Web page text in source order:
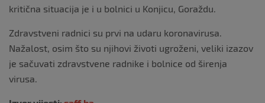
kritična situacija je i u bolnici u Konjicu, Goraždu.
Zdravstveni radnici su prvi na udaru koronavirusa.
Nažalost, osim što su njihovi životi ugroženi, veliki izazov
je sačuvati zdravstvene radnike i bolnice od širenja
virusa.